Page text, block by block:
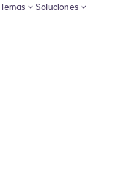
Temas Soluciones